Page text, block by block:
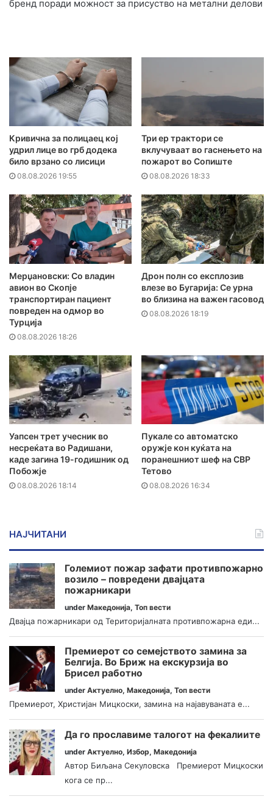
бренд поради можност за присуство на метални делови
Кривична за полицаец кој
удрил лице во грб додека
било врзано со лисици
08.08.2026 19:55
Три ер трактори се
вклучуваат во гаснењето на
пожарот во Сопиште
08.08.2026 18:33
Мерџановски: Со владин
авион во Скопје
транспортиран пациент
повреден на одмор во
Турција
08.08.2026 18:26
Дрон полн со експлозив
влезе во Бугарија: Се урна
во близина на важен гасовод
08.08.2026 18:19
Уапсен трет учесник во
несреќата во Радишани,
каде загина 19-годишник од
Побожје
08.08.2026 18:14
Пукале со автоматско
оружје кон куќата на
поранешниот шеф на СВР
Тетово
08.08.2026 16:34
НАЈЧИТАНИ
Големиот пожар зафати противпожарно
возило – повредени двајцата
пожарникари
under Македонија, Топ вести
Двајца пожарникари од Територијалната противпожарна еди...
Премиерот со семејството замина за
Белгија. Во Бриж на екскурзија во
Брисел работно
under Актуелно, Македонија, Топ вести
Премиерот, Христијан Мицкоски, замина на најавуваната е...
Да го прославиме талогот на фекалиите
under Актуелно, Избор, Македонија
Автор Биљана Секуловска Премиерот Мицкоски
кога се пр...